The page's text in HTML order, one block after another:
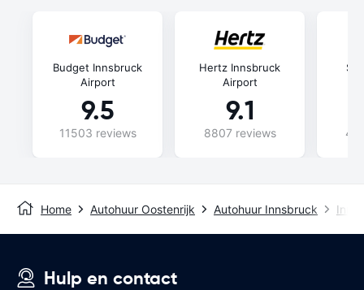
Budget Innsbruck
Airport
9.5
11503 reviews
Hertz Innsbruck
Airport
9.1
8807 reviews
Home Autohuur Oostenrijk Autohuur Innsbruck
Hulp en contact